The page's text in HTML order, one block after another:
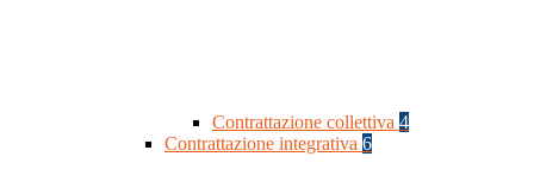
Contrattazione collettiva 4
Contrattazione integrativa 6